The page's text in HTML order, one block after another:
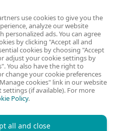
stranka?
use cookies to give you the
analyze our website
personalized ads. You can agree
by clicking "Accept all and
cookies by choosing "Accept
adjust your cookie settings by
You also have the right to
change your cookie preferences
cookies" link in our website
(if available). For more
Policy.
all and close